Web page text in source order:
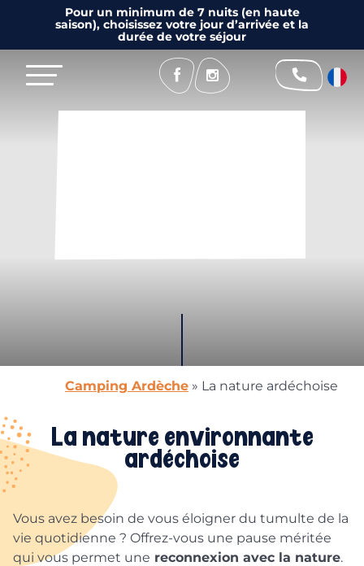
Pour un minimum de 7 nuits (en haute
saison), choisissez votre jour d’arrivée et la
durée de votre séjour
Camping Ardèche » La nature ardéchoise
La nature environnante
ardéchoise
Vous avez besoin de vous éloigner du tumulte de la
vie quotidienne ? Offrez-vous une pause méritée
qui vous permet une reconnexion avec la nature.